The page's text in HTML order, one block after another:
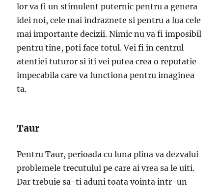
lor va fi un stimulent puternic pentru a genera
idei noi, cele mai indraznete si pentru a lua cele
mai importante decizii. Nimic nu va fi imposibil
pentru tine, poti face totul. Vei fi in centrul
atentiei tuturor si iti vei putea crea o reputatie
impecabila care va functiona pentru imaginea
ta.
Taur
Pentru Taur, perioada cu luna plina va dezvalui
problemele trecutului pe care ai vrea sa le uiti.
Dar trebuie sa-ti aduni toata vointa intr-un